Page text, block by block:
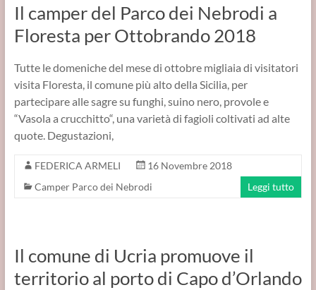
Il camper del Parco dei Nebrodi a
Floresta per Ottobrando 2018
Tutte le domeniche del mese di ottobre migliaia di visitatori
visita Floresta, il comune più alto della Sicilia, per
partecipare alle sagre su funghi, suino nero, provole e
“Vasola a crucchitto“, una varietà di fagioli coltivati ad alte
quote. Degustazioni,
FEDERICA ARMELI
16 Novembre 2018
Camper Parco dei Nebrodi
Leggi tutto
Il comune di Ucria promuove il
territorio al porto di Capo d’Orlando